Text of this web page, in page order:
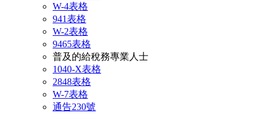
W-4表格
941表格
W-2表格
9465表格
普及的給稅務專業人士
1040-X表格
2848表格
W-7表格
通告230號